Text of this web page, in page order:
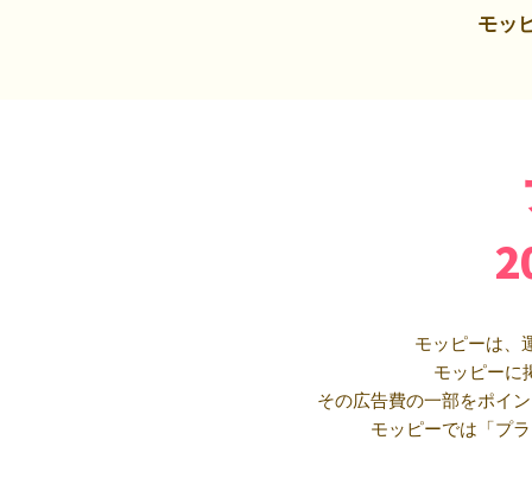
モッ
モッピーは、
モッピーに
その広告費の一部をポイ
モッピーでは「プ